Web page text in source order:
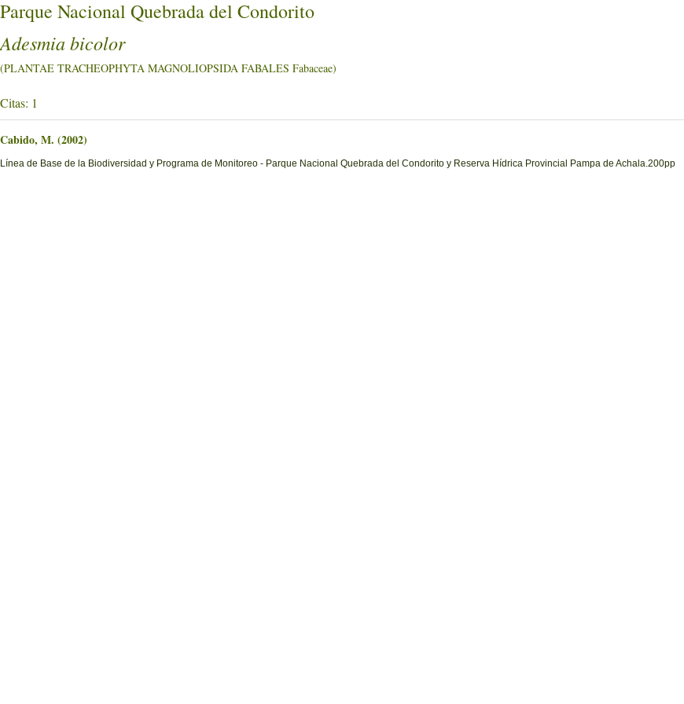
Parque Nacional Quebrada del Condorito
Adesmia bicolor
(PLANTAE TRACHEOPHYTA MAGNOLIOPSIDA FABALES Fabaceae)
Citas: 1
Cabido, M. (2002)
Línea de Base de la Biodiversidad y Programa de Monitoreo - Parque Nacional Quebrada del Condorito y Reserva Hídrica Provincial Pampa de Achala.200pp